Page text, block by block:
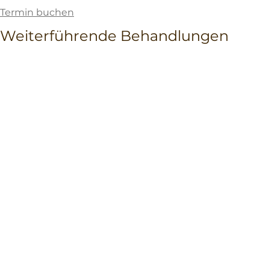
Termin buchen
Weiterführende Behandlungen